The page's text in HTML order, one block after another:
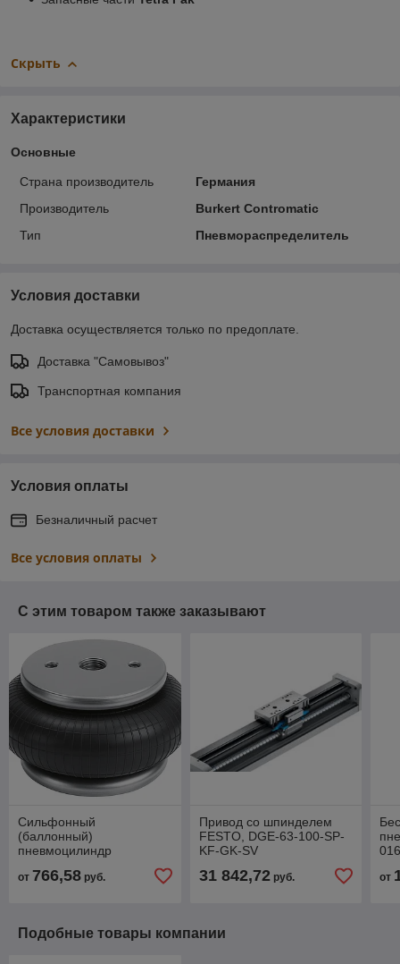
Скрыть
Характеристики
Основные
Страна производитель
Германия
Производитель
Burkert Contromatic
Тип
Пневмораспределитель
Условия доставки
Доставка осуществляется только по предоплате.
Доставка "Самовывоз"
Транспортная компания
Все условия доставки
Условия оплаты
Безналичный расчет
Все условия оплаты
С этим товаром также заказывают
Сильфонный
(баллонный)
пневмоцилиндр
0822419003, AVENTICS
от 766,58 руб.
Привод со шпинделем
FESTO, DGE-63-100-SP-
KF-GK-SV
31 842,72руб. от
Подобные товары компании